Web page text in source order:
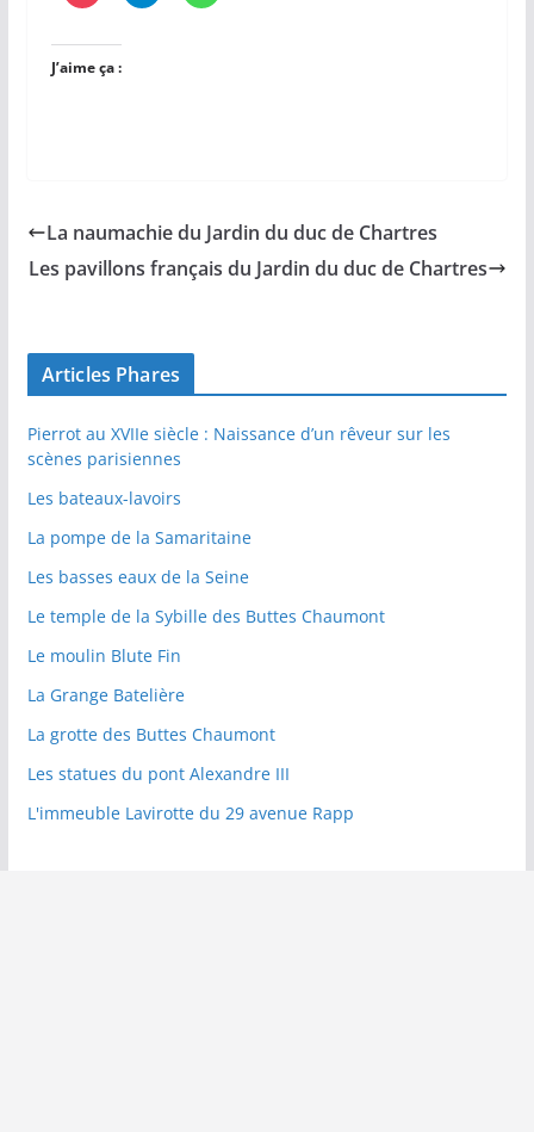
J’aime ça :
La naumachie du Jardin du duc de Chartres
Les pavillons français du Jardin du duc de Chartres
Articles Phares
Pierrot au XVIIe siècle : Naissance d’un rêveur sur les
scènes parisiennes
Les bateaux-lavoirs
La pompe de la Samaritaine
Les basses eaux de la Seine
Le temple de la Sybille des Buttes Chaumont
Le moulin Blute Fin
La Grange Batelière
La grotte des Buttes Chaumont
Les statues du pont Alexandre III
L'immeuble Lavirotte du 29 avenue Rapp